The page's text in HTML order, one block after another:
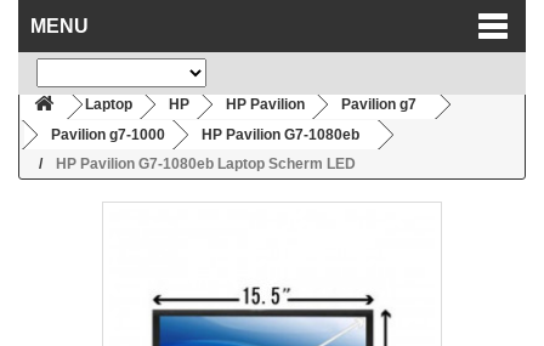
MENU
Laptop HP HP Pavilion
Pavilion g7
Pavilion g7-1000
HP Pavilion G7-1080eb
HP Pavilion G7-1080eb Laptop Scherm LED